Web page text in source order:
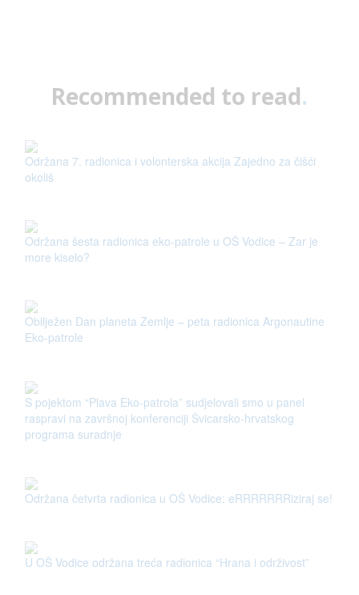
Recommended to read.
Održana 7. radionica i volonterska akcija Zajedno za čišći
okoliš
Održana šesta radionica eko-patrole u OŠ Vodice – Zar je
more kiselo?
Obilježen Dan planeta Zemlje – peta radionica Argonautine
Eko-patrole
S pojektom “Plava Eko-patrola” sudjelovali smo u panel
raspravi na završnoj konferenciji Švicarsko-hrvatskog
programa suradnje
Održana četvrta radionica u OŠ Vodice: eRRRRRRRiziraj se!
U OŠ Vodice održana treća radionica “Hrana i održivost”